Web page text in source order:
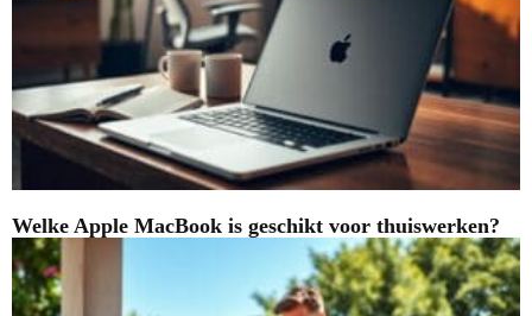
Welke Apple MacBook is geschikt voor thuiswerken?